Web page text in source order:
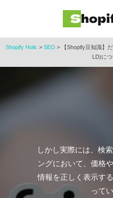
ン
キ
Shopify Holic > SEO >
【Shopify豆知識】
LD)に
しかし実際には、検
ングにおいて、価格
情報を正しく表示す
って